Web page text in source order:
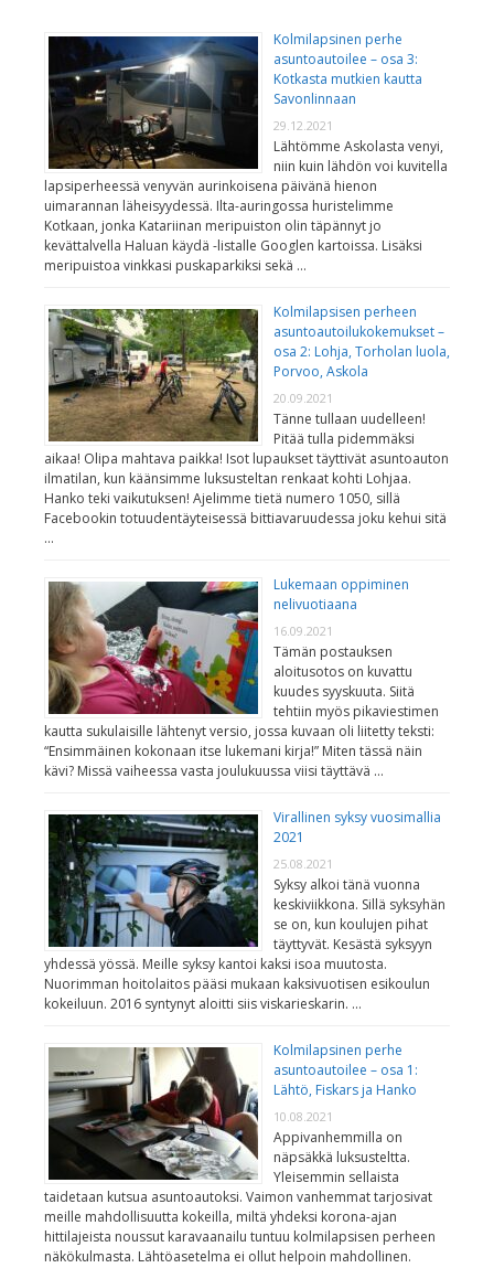
Kolmilapsinen perhe
asuntoautoilee – osa 3:
Kotkasta mutkien kautta
Savonlinnaan
29.12.2021
Lähtömme Askolasta venyi,
niin kuin lähdön voi kuvitella
lapsiperheessä venyvän aurinkoisena päivänä hienon
uimarannan läheisyydessä. Ilta-auringossa huristelimme
Kotkaan, jonka Katariinan meripuiston olin täpännyt jo
kevättalvella Haluan käydä -listalle Googlen kartoissa. Lisäksi
meripuistoa vinkkasi puskaparkiksi sekä …
Kolmilapsisen perheen
asuntoautoilukokemukset –
osa 2: Lohja, Torholan luola,
Porvoo, Askola
20.09.2021
Tänne tullaan uudelleen!
Pitää tulla pidemmäksi
aikaa! Olipa mahtava paikka! Isot lupaukset täyttivät asuntoauton
ilmatilan, kun käänsimme luksusteltan renkaat kohti Lohjaa.
Hanko teki vaikutuksen! Ajelimme tietä numero 1050, sillä
Facebookin totuudentäyteisessä bittiavaruudessa joku kehui sitä
…
Lukemaan oppiminen
nelivuotiaana
16.09.2021
Tämän postauksen
aloitusotos on kuvattu
kuudes syyskuuta. Siitä
tehtiin myös pikaviestimen
kautta sukulaisille lähtenyt versio, jossa kuvaan oli liitetty teksti:
“Ensimmäinen kokonaan itse lukemani kirja!” Miten tässä näin
kävi? Missä vaiheessa vasta joulukuussa viisi täyttävä …
Virallinen syksy vuosimallia
2021
25.08.2021
Syksy alkoi tänä vuonna
keskiviikkona. Sillä syksyhän
se on, kun koulujen pihat
täyttyvät. Kesästä syksyyn
yhdessä yössä. Meille syksy kantoi kaksi isoa muutosta.
Nuorimman hoitolaitos pääsi mukaan kaksivuotisen esikoulun
kokeiluun. 2016 syntynyt aloitti siis viskarieskarin. …
Kolmilapsinen perhe
asuntoautoilee – osa 1:
Lähtö, Fiskars ja Hanko
10.08.2021
Appivanhemmilla on
näpsäkkä luksusteltta.
Yleisemmin sellaista
taidetaan kutsua asuntoautoksi. Vaimon vanhemmat tarjosivat
meille mahdollisuutta kokeilla, miltä yhdeksi korona-ajan
hittilajeista noussut karavaanailu tuntuu kolmilapsisen perheen
näkökulmasta. Lähtöasetelma ei ollut helpoin mahdollinen.